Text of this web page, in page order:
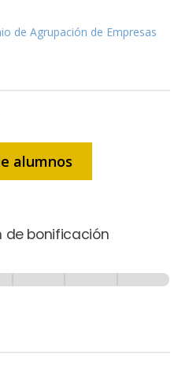
de Agrupación de Empresas
alumnos
de bonificación